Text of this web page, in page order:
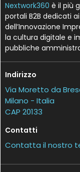
Nextwork360 è il più
portali B2B dedicati
dell’Innovazione
la cultura digitale e
pubbliche
Indirizzo
Via Moretto da
Milano - Italia
CAP 20133
Contatti
Contatta il nostro